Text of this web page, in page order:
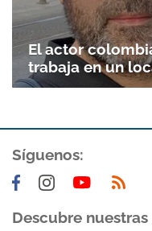
Gracias por
El actor
trabaja en un
Síguenos:
Descubre nuestras